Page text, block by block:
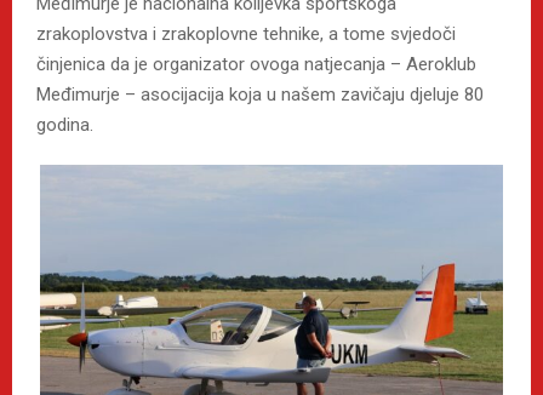
zrakoplovstva i zrakoplovne tehnike, a tome svjedoči
činjenica da je organizator ovoga natjecanja – Aeroklub
Međimurje – asocijacija koja u našem zavičaju djeluje 80
godina.